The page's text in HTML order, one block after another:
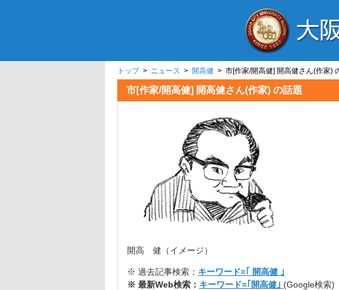
トップ> ニュース > 開高健 > 市[作家/開高健] 開高健
市[作家/開高健] 開高健さん(作家)
開高 健（イメージ）
※ 過去記事検索： キーワード=｢ 開高健 ｣
※ 最新Web検索： キーワード=｢開高健｣ (Google検索)